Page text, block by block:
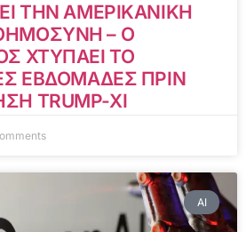
ΤΗΝ ΑΜΕΡΙΚΑΝΙΚΗ
– Ο
ΧΤΥΠΑΕΙ ΤΟ
ΕΒΔΟΜΑΔΕΣ ΠΡΙΝ
TRUMP-XI
AI